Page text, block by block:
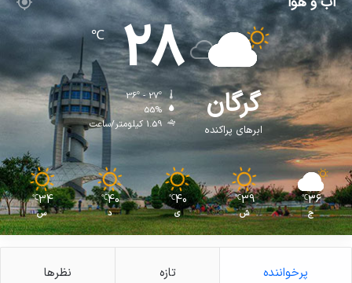
گرگان
ابرهای پراکنده
28
℃
36º - 27º
55%
1.59 کیلومتر/ساعت
36
℃
ج
39
℃
ش
40
℃
ی
40
℃
د
34
℃
س
پرخواننده تازه نظرها